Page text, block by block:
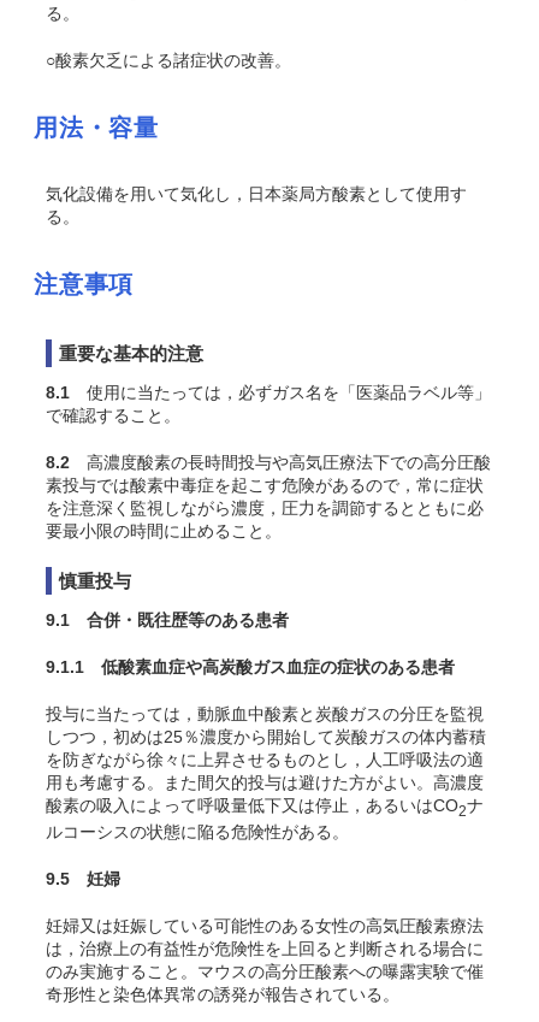
る。
○酸素欠乏による諸症状の改善。
用法・容量
気化設備を用いて気化し，日本薬局方酸素として使用す
る。
注意事項
重要な基本的注意
8.1 使用に当たっては，必ずガス名を「医薬品ラベル等」
で確認すること。
8.2 高濃度酸素の長時間投与や高気圧療法下での高分圧酸
素投与では酸素中毒症を起こす危険があるので，常に症状
を注意深く監視しながら濃度，圧力を調節するとともに必
要最小限の時間に止めること。
慎重投与
9.1 合併・既往歴等のある患者
9.1.1 低酸素血症や高炭酸ガス血症の症状のある患者
投与に当たっては，動脈血中酸素と炭酸ガスの分圧を監視
しつつ，初めは25％濃度から開始して炭酸ガスの体内蓄積
を防ぎながら徐々に上昇させるものとし，人工呼吸法の適
用も考慮する。また間欠的投与は避けた方がよい。高濃度
酸素の吸入によって呼吸量低下又は停止，あるいはCO2ナ
ルコーシスの状態に陥る危険性がある 。
9.5 妊婦
妊婦又は妊娠している可能性のある女性の高気圧酸素療法
は，治療上の有益性が危険性を上回ると判断される場合に
のみ実施すること。マウスの高分圧酸素への曝露実験で催
奇形性と染色体異常の誘発が報告されている 。